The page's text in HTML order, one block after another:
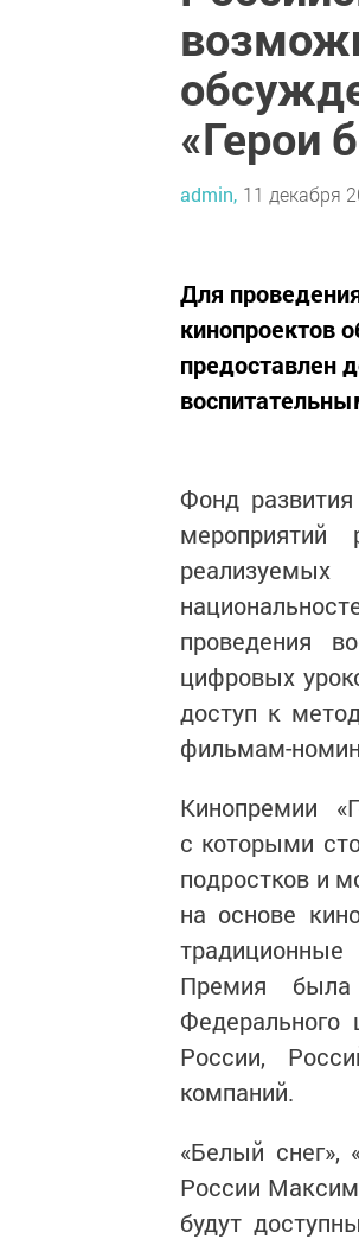
«Герои
admin, 11 декабря
Для
кинопроектов
предоставлен
Фонд
мероприятий
проведения
цифровых
доступ к
фильмам-
Кинопремии
с которыми
подростков и
на основе
традиционные
Премия была
Федерального
России,
компаний.
«Белый снег»,
России
будут